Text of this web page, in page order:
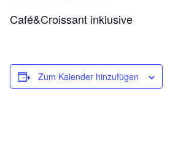
U
I
Café&Croissant inklusive
Zum Kalender hinzufügen